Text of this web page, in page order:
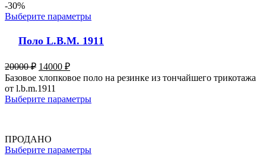
-30%
Выберите параметры
Поло L.B.M. 1911
20000₽ 14000 ₽
Базовое хлопковое поло на резинке из тончайшего трикотажа
от l.b.m.1911
Выберите параметры
ПРОДАНО
Выберите параметры